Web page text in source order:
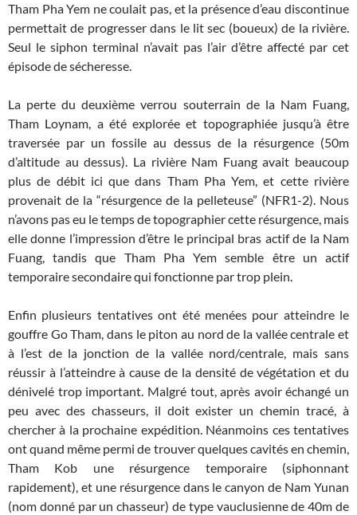
Tham Pha Yem ne coulait pas, et la présence d’eau discontinue
permettait de progresser dans le lit sec (boueux) de la rivière.
Seul le siphon terminal n’avait pas l’air d’être affecté par cet
épisode de sécheresse.
La perte du deuxième verrou souterrain de la Nam Fuang,
Tham Loynam, a été explorée et topographiée jusqu’à être
traversée par un fossile au dessus de la résurgence (50m
d’altitude au dessus). La rivière Nam Fuang avait beaucoup
plus de débit ici que dans Tham Pha Yem, et cette rivière
provenait de la “résurgence de la pelleteuse” (NFR1-2). Nous
n’avons pas eu le temps de topographier cette résurgence, mais
elle donne l’impression d’être le principal bras actif de la Nam
Fuang, tandis que Tham Pha Yem semble être un actif
temporaire secondaire qui fonctionne par trop plein.
Enfin plusieurs tentatives ont été menées pour atteindre le
gouffre Go Tham, dans le piton au nord de la vallée centrale et
à l’est de la jonction de la vallée nord/centrale, mais sans
réussir à l’atteindre à cause de la densité de végétation et du
dénivelé trop important. Malgré tout, après avoir échangé un
peu avec des chasseurs, il doit exister un chemin tracé, à
chercher à la prochaine expédition. Néanmoins ces tentatives
ont quand même permi de trouver quelques cavités en chemin,
Tham Kob une résurgence temporaire (siphonnant
rapidement), et une résurgence dans le canyon de Nam Yunan
(nom donné par un chasseur) de type vauclusienne de 40m de